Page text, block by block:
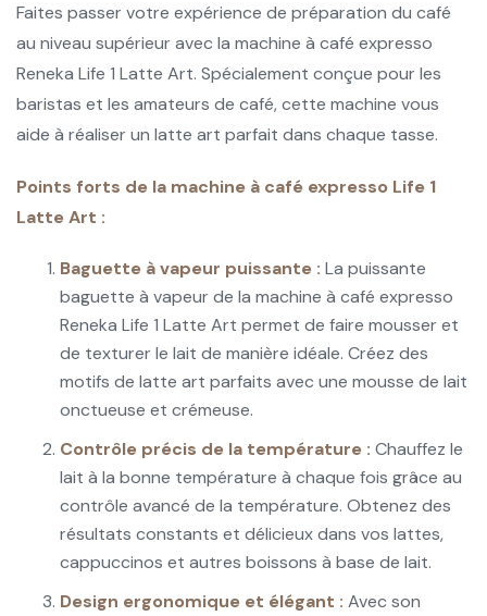
Faites passer votre expérience de préparation du café
au niveau supérieur avec la machine à café expresso
Reneka Life 1 Latte Art. Spécialement conçue pour les
baristas et les amateurs de café, cette machine vous
aide à réaliser un latte art parfait dans chaque tasse.
Points forts de la machine à café expresso Life 1
Latte Art :
Baguette à vapeur puissante : La puissante
baguette à vapeur de la machine à café expresso
Reneka Life 1 Latte Art permet de faire mousser et
de texturer le lait de manière idéale. Créez des
motifs de latte art parfaits avec une mousse de lait
onctueuse et crémeuse.
Contrôle précis de la température : Chauffez le
lait à la bonne température à chaque fois grâce au
contrôle avancé de la température. Obtenez des
résultats constants et délicieux dans vos lattes,
cappuccinos et autres boissons à base de lait.
Design ergonomique et élégant : Avec son